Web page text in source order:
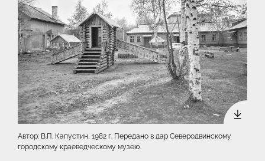
Автор: В.П. Капустин, 1982 г. Передано в дар Северодвинскому
городскому краеведческому музею